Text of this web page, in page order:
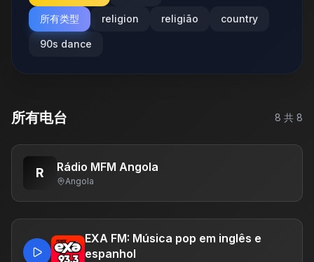
所有类型 religion religião country
90s dance
所有电台 8 共 8
R Rádio MFM Angola
Angola
EXA FM: Música pop em inglês e
espanhol